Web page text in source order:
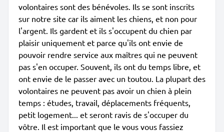
volontaires sont des bénévoles. Ils se sont inscrits
sur notre site car ils aiment les chiens, et non pour
l'argent. Ils gardent et ils s'occupent du chien par
plaisir uniquement et parce qu'ils ont envie de
pouvoir rendre service aux maîtres qui ne peuvent
pas s'en occuper. Souvent, ils ont du temps libre, et
ont envie de le passer avec un toutou. La plupart des
volontaires ne peuvent pas avoir un chien à plein
temps : études, travail, déplacements fréquents,
petit logement... et seront ravis de s'occuper du
vôtre. Il est important que le vous vous fassiez